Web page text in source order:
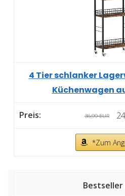
4 Tier schlanker
Küchenwagen
36,99 EUR
*Zum